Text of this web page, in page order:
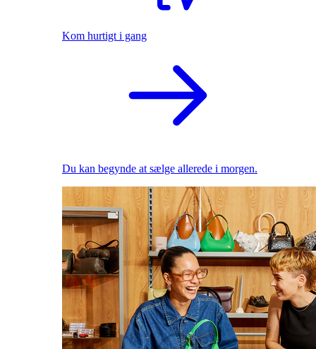
Kom hurtigt i gang
Du kan begynde at sælge allerede i morgen.